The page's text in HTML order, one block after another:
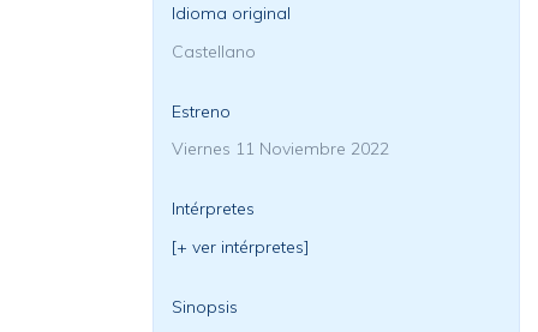
Idioma original
Castellano
Estreno
Viernes 11 Noviembre 2022
Intérpretes
[+ ver intérpretes]
Sinopsis